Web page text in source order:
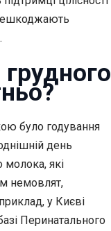
було годування
день
молока, які
немовлят,
у Києві
Перинатального